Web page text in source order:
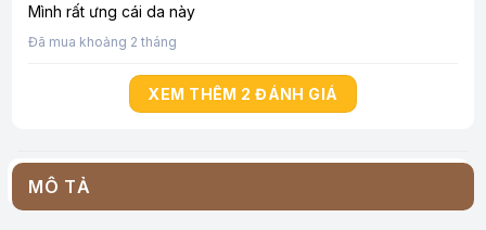
MÔ TẢ
Mình rất ưng cái da này
Đã mua khoảng 2 tháng
XEM THÊM 2 ĐÁNH GIÁ